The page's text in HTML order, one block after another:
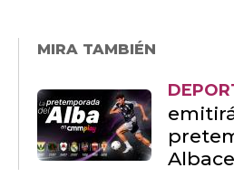
MIRA TAMBIÉN